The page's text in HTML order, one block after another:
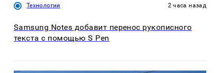
Технологии 2 часа назад
Samsung Notes добавит перенос рукописного
текста с помощью S Pen